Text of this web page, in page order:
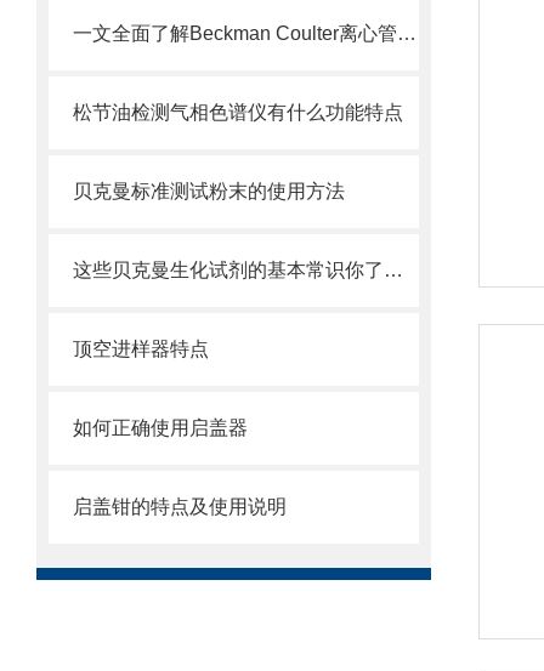
一文全面了解Beckman Coulter离心管，就是这么简单
松节油检测气相色谱仪有什么功能特点
贝克曼标准测试粉末的使用方法
这些贝克曼生化试剂的基本常识你了解吗？
顶空进样器特点
如何正确使用启盖器
启盖钳的特点及使用说明